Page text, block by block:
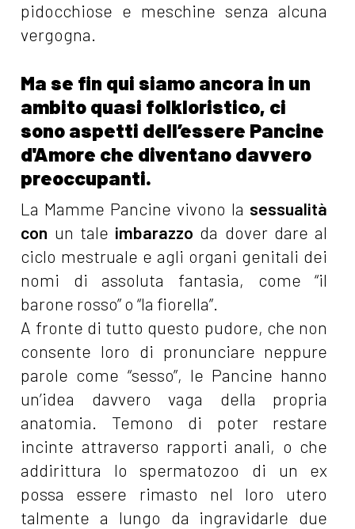
pidocchiose e meschine senza alcuna
vergogna.
Ma se fin qui siamo ancora in un
ambito quasi folkloristico, ci
sono aspetti dell’essere Pancine
d'Amore che diventano davvero
preoccupanti.
La Mamme Pancine vivono la sessualità
con un tale imbarazzo da dover dare al
ciclo mestruale e agli organi genitali dei
nomi di assoluta fantasia, come “il
barone rosso” o “la fiorella”.
A fronte di tutto questo pudore, che non
consente loro di pronunciare neppure
parole come “sesso”, le Pancine hanno
un’idea davvero vaga della propria
anatomia. Temono di poter restare
incinte attraverso rapporti anali, o che
addirittura lo spermatozoo di un ex
possa essere rimasto nel loro utero
talmente a lungo da ingravidarle due